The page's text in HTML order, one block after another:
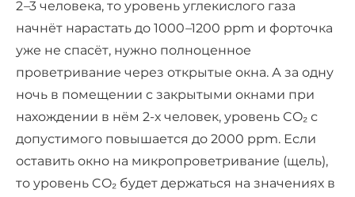
2–3 человека, то уровень углекислого газа
начнёт нарастать до 1000–1200 ppm и форточка
уже не спасёт, нужно полноценное
проветривание через открытые окна. А за одну
ночь в помещении с закрытыми окнами при
нахождении в нём 2-х человек, уровень CO₂ с
допустимого повышается до 2000 ppm. Если
оставить окно на микропроветривание (щель),
то уровень CO₂ будет держаться на значениях в